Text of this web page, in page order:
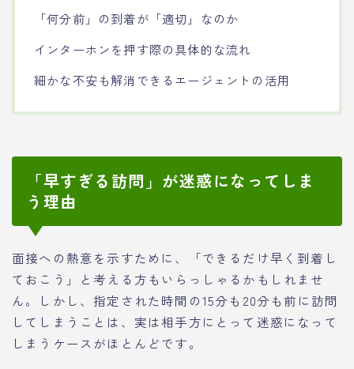
「何分前」の到着が「適切」なのか
インターホンを押す際の具体的な流れ
細かな不安も解消できるエージェントの活用
「早すぎる訪問」が迷惑になってしま
う理由
面接への熱意を示すために、「できるだけ早く到着し
ておこう」と考える方もいらっしゃるかもしれませ
ん。しかし、指定された時間の15分も20分も前に訪問
してしまうことは、実は相手方にとって迷惑になって
しまうケースがほとんどです。